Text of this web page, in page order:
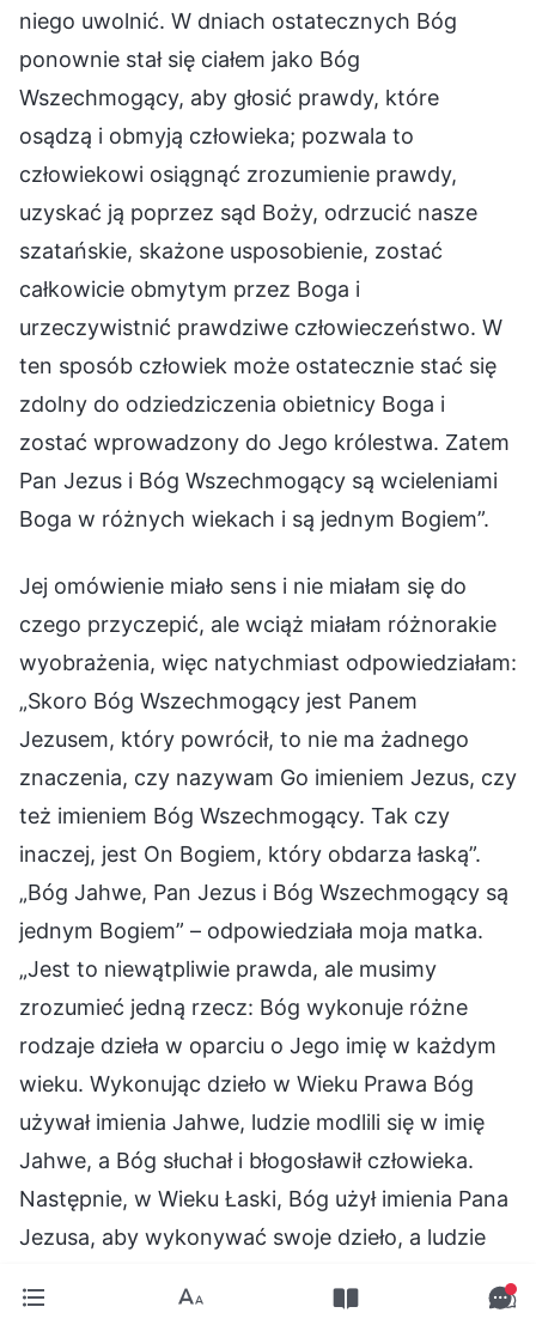
niego uwolnić. W dniach ostatecznych Bóg
ponownie stał się ciałem jako Bóg
Wszechmogący, aby głosić prawdy, które
osądzą i obmyją człowieka; pozwala to
człowiekowi osiągnąć zrozumienie prawdy,
uzyskać ją poprzez sąd Boży, odrzucić nasze
szatańskie, skażone usposobienie, zostać
całkowicie obmytym przez Boga i
urzeczywistnić prawdziwe człowieczeństwo. W
ten sposób człowiek może ostatecznie stać się
zdolny do odziedziczenia obietnicy Boga i
zostać wprowadzony do Jego królestwa. Zatem
Pan Jezus i Bóg Wszechmogący są wcieleniami
Boga w różnych wiekach i są jednym Bogiem”.
Jej omówienie miało sens i nie miałam się do
czego przyczepić, ale wciąż miałam różnorakie
wyobrażenia, więc natychmiast odpowiedziałam:
„Skoro Bóg Wszechmogący jest Panem
Jezusem, który powrócił, to nie ma żadnego
znaczenia, czy nazywam Go imieniem Jezus, czy
też imieniem Bóg Wszechmogący. Tak czy
inaczej, jest On Bogiem, który obdarza łaską”.
„Bóg Jahwe, Pan Jezus i Bóg Wszechmogący są
jednym Bogiem” – odpowiedziała moja matka.
„Jest to niewątpliwie prawda, ale musimy
zrozumieć jedną rzecz: Bóg wykonuje różne
rodzaje dzieła w oparciu o Jego imię w każdym
wieku. Wykonując dzieło w Wieku Prawa Bóg
używał imienia Jahwe, ludzie modlili się w imię
Jahwe, a Bóg słuchał i błogosławił człowieka.
Następnie, w Wieku Łaski, Bóg użył imienia Pana
Jezusa, aby wykonywać swoje dzieło, a ludzie
razie ich grzechy nie byłyby wybaczone ani nie